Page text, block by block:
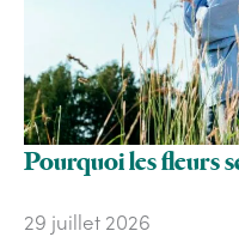
Pourquoi les fleurs
29 juillet 2026